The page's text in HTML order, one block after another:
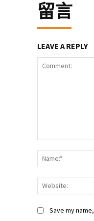
留言
LEAVE A REPLY
Save my